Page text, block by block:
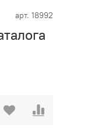
арт. 18992